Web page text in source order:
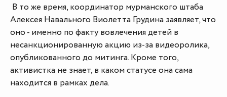
В то же время, координатор мурманского штаба
Алексея Навального Виолетта Грудина заявляет, что
оно - именно по факту вовлечения детей в
несанкционированную акцию из-за видеоролика,
опубликованного до митинга. Кроме того,
активистка не знает, в каком статусе она сама
находится в рамках дела.